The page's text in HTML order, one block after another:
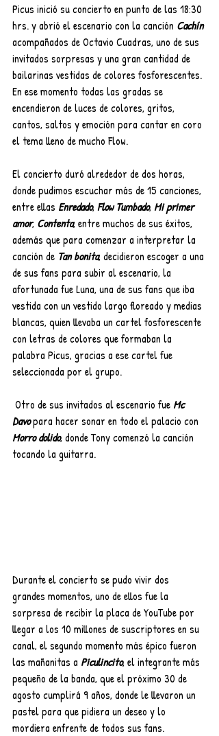
Picus inició su concierto en punto de las 18:30
hrs. y abrió el escenario con la canción Cachín
acompañados de Octavio Cuadras, uno de sus
invitados sorpresas y una gran cantidad de
bailarinas vestidas de colores fosforescentes.
En ese momento todas las gradas se
encendieron de luces de colores, gritos,
cantos, saltos y emoción para cantar en coro
el tema lleno de mucho Flow.
El concierto duró alrededor de dos horas,
donde pudimos escuchar más de 15 canciones,
entre ellas Enredado, Flow Tumbado, Mi primer
amor, Contenta, entre muchos de sus éxitos,
además que para comenzar a interpretar la
canción de Tan bonita, decidieron escoger a una
de sus fans para subir al escenario, la
afortunada fue Luna, una de sus fans que iba
vestida con un vestido largo floreado y medias
blancas, quien llevaba un cartel fosforescente
con letras de colores que formaban la
palabra Picus, gracias a ese cartel fue
seleccionada por el grupo.
Otro de sus invitados al escenario fue Mc
Davo para hacer sonar en todo el palacio con
Morro dolido, donde Tony comenzó la canción
tocando la guitarra.
Durante el concierto se pudo vivir dos
grandes momentos, uno de ellos fue la
sorpresa de recibir la placa de YouTube por
llegar a los 10 millones de suscriptores en su
canal, el segundo momento más épico fueron
las mañanitas a Piculincito, el integrante más
pequeño de la banda, que el próximo 30 de
agosto cumplirá 9 años, donde le llevaron un
pastel para que pidiera un deseo y lo
mordiera enfrente de todos sus fans.